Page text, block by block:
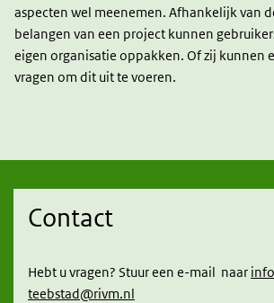
aspecten wel meenemen. Afhankelijk van
belangen van een project kunnen
eigen organisatie oppakken. Of zij kunnen
vragen om dit uit te voeren.
Contact
Hebt u vragen? Stuur een e-mail naar
teebstad@rivm.nl